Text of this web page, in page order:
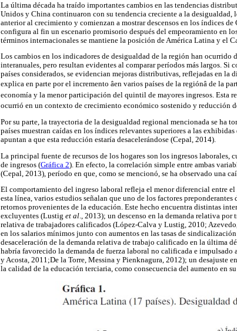
La última década ha traído importantes cambios en las tendencias
Unidos y China continuaron con su tendencia creciente a la
anterior al crecimiento y comienzan a mostrar descensos en los índices
configura al fin un escenario promisorio después del empeoramiento en
términos internacionales se mantiene la posición de América Latina y el
Los cambios en los indicadores de desigualdad de la región han ocurrido
interanuales, pero resultan evidentes al comparar períodos más largos.
países considerados, se evidencian mejoras distributivas, reflejadas en
explica en parte por el incremento âen varios países de la regiónâ de
economía y la menor participación del quintil de mayores ingresos. Esta
ocurrió en un contexto de crecimiento económico sostenido y reducción
Por su parte, la trayectoria de la desigualdad regional mencionada se ha
países muestran caídas en los índices relevantes superiores a las
apuntan a que esta reducción estaría desacelerándose (Cepal, 2014).
La principal fuente de recursos de los hogares son los ingresos
de ingresos (Gráfica 2). En efecto, la correlación simple entre ambas
(Cepal, 2013), período en que, como se mencionó, se ha observado una
El comportamiento del ingreso laboral refleja el menor diferencial entre
esta línea, varios estudios señalan que uno de los factores
retornos provenientes de la educación. Este hecho encuentra distintas
excluyentes (Lustig et al., 2013); un descenso en la demanda relativa
relativa de trabajadores calificados (López-Calva y Lustig, 2010;
en los salarios mínimos junto con aumentos en las tasas de
desaceleración de la demanda relativa de trabajo calificado en la última
habría favorecido la demanda de fuerza laboral no calificada e
y Acosta, 2011;De la Torre, Messina y Pienknagura, 2012); un desajuste
la calidad de la educación terciaria, como consecuencia del aumento en